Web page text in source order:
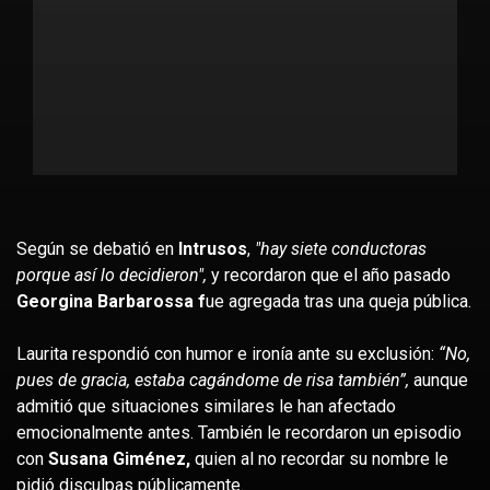
Según se debatió en Intrusos, "hay siete conductoras
porque así lo decidieron", y recordaron que el año pasado
Georgina Barbarossa fue agregada tras una queja pública.
Laurita respondió con humor e ironía ante su exclusión: “No,
pues de gracia, estaba cagándome de risa también”, aunque
admitió que situaciones similares le han afectado
emocionalmente antes. También le recordaron un episodio
con Susana Giménez, quien al no recordar su nombre le
pidió disculpas públicamente.